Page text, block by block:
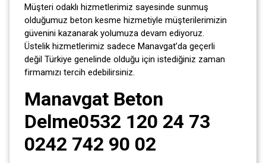
Müşteri odaklı hizmetlerimiz sayesinde sunmuş
olduğumuz beton kesme hizmetiyle müşterilerimizin
güvenini kazanarak yolumuza devam ediyoruz.
Üstelik hizmetlerimiz sadece Manavgat’da geçerli
değil Türkiye genelinde olduğu için istediğiniz zaman
firmamızı tercih edebilirsiniz.
Manavgat Beton
Delme0532 120 24 73
0242 742 90 02